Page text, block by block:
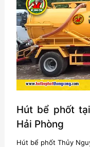
Hút bể phốt
Hải Phòng
Hút bể phốt Thủy